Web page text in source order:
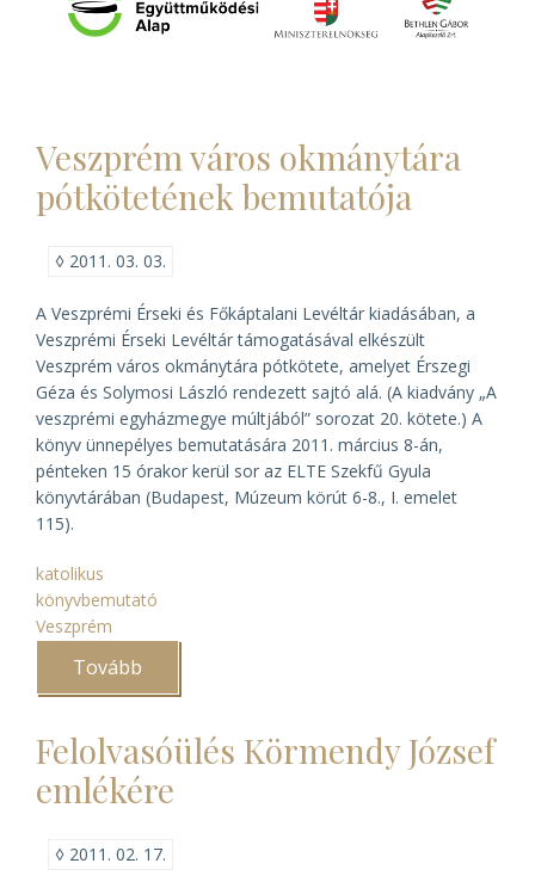
Veszprém város okmánytára
pótkötetének bemutatója
◊ 2011. 03. 03.
A Veszprémi Érseki és Főkáptalani Levéltár kiadásában, a
Veszprémi Érseki Levéltár támogatásával elkészült
Veszprém város okmánytára pótkötete, amelyet Érszegi
Géza és Solymosi László rendezett sajtó alá. (A kiadvány „A
veszprémi egyházmegye múltjából” sorozat 20. kötete.) A
könyv ünnepélyes bemutatására 2011. március 8-án,
pénteken 15 órakor kerül sor az ELTE Szekfű Gyula
könyvtárában (Budapest, Múzeum körút 6-8., I. emelet
115).
katolikus
könyvbemutató
Veszprém
Tovább
okmánytára
bemutatója)
Felolvasóülés Körmendy József
emlékére
◊ 2011. 02. 17.